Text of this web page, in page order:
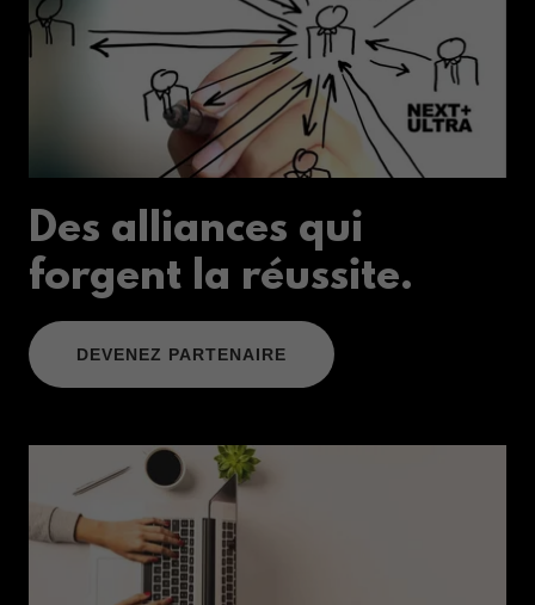
Des alliances qui
forgent la réussite.
DEVENEZ PARTENAIRE